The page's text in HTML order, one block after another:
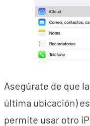
Asegúrate de que
última ubicación)
permite usar otro